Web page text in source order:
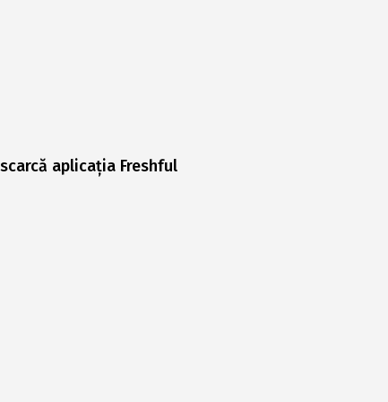
aplicația Freshful